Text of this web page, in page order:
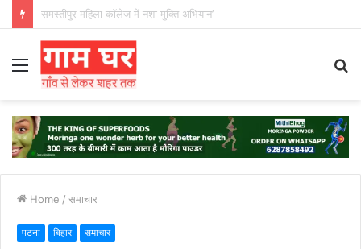
हड़ताली सफाईकर्मियों ने नगर निगम का घेराव किया’
Menu
Home / समाचार
पटना बिहार समाचार